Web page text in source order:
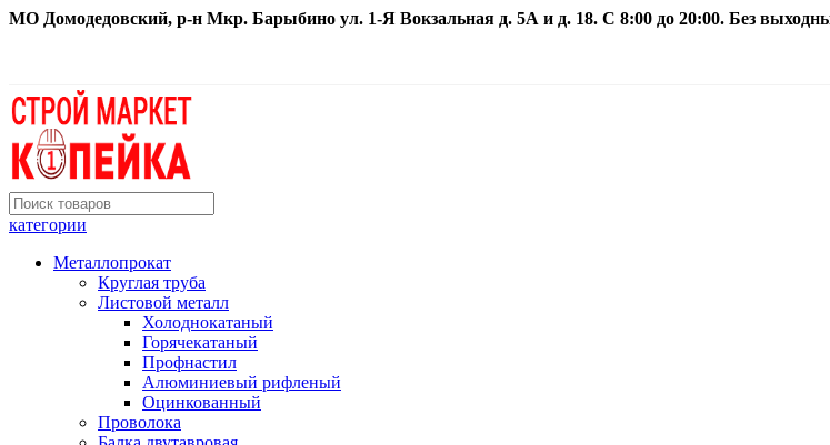
МО Домодедовский, р-н Мкр. Барыбино ул. 1-Я Вокзальная д. 5А и д. 18. С 8:00 до 20:00. Без
категории
Металлопрокат
Круглая труба
Листовой металл
Холоднокатаный
Горячекатаный
Профнастил
Алюминиевый рифленый
Оцинкованный
Проволока